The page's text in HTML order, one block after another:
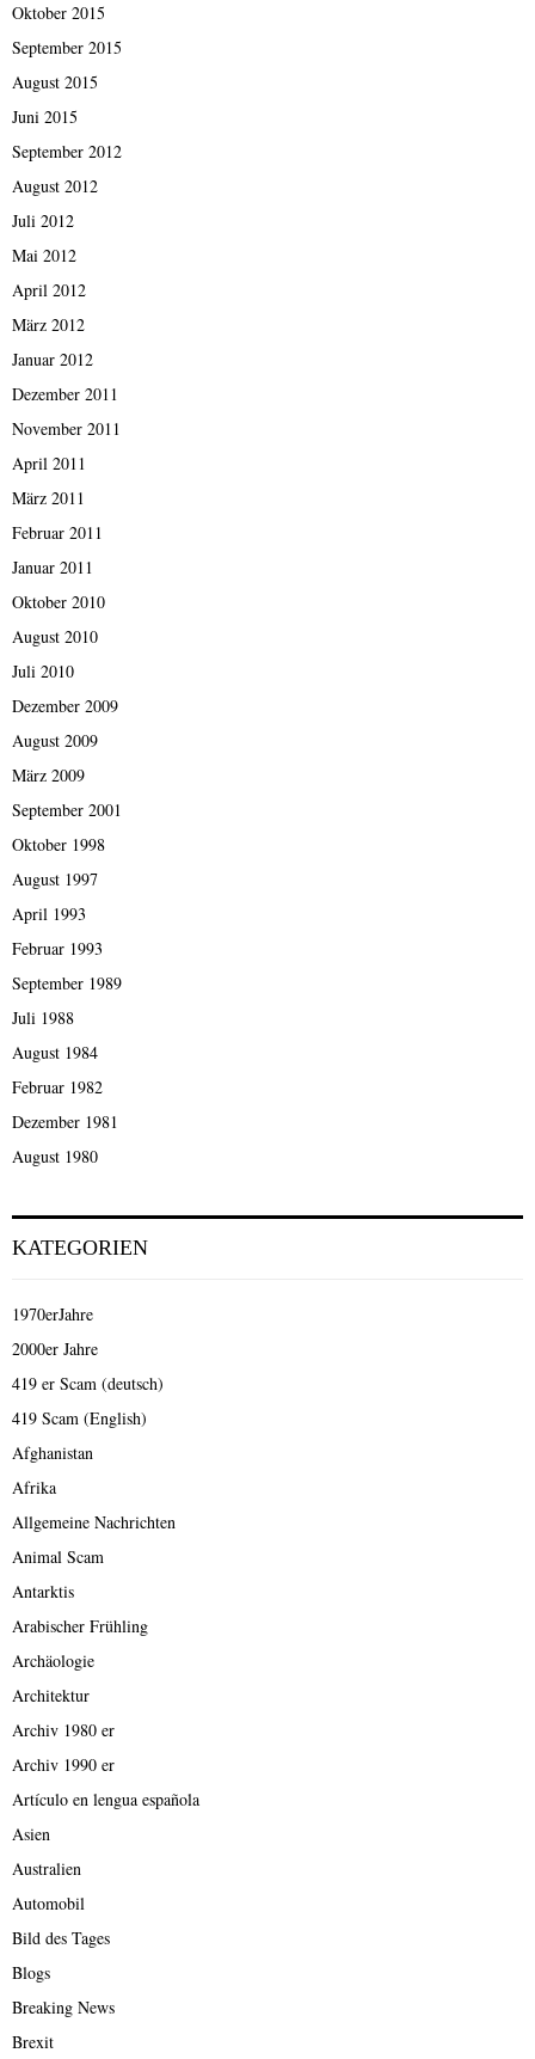
Oktober 2015
September 2015
August 2015
Juni 2015
September 2012
August 2012
Juli 2012
Mai 2012
April 2012
März 2012
Januar 2012
Dezember 2011
November 2011
April 2011
März 2011
Februar 2011
Januar 2011
Oktober 2010
August 2010
Juli 2010
Dezember 2009
August 2009
März 2009
September 2001
Oktober 1998
August 1997
April 1993
Februar 1993
September 1989
Juli 1988
August 1984
Februar 1982
Dezember 1981
August 1980
KATEGORIEN
1970erJahre
2000er Jahre
419 er Scam (deutsch)
419 Scam (English)
Afghanistan
Afrika
Allgemeine Nachrichten
Animal Scam
Antarktis
Arabischer Frühling
Archäologie
Architektur
Archiv 1980 er
Archiv 1990 er
Artículo en lengua española
Asien
Australien
Automobil
Bild des Tages
Blogs
Breaking News
Brexit